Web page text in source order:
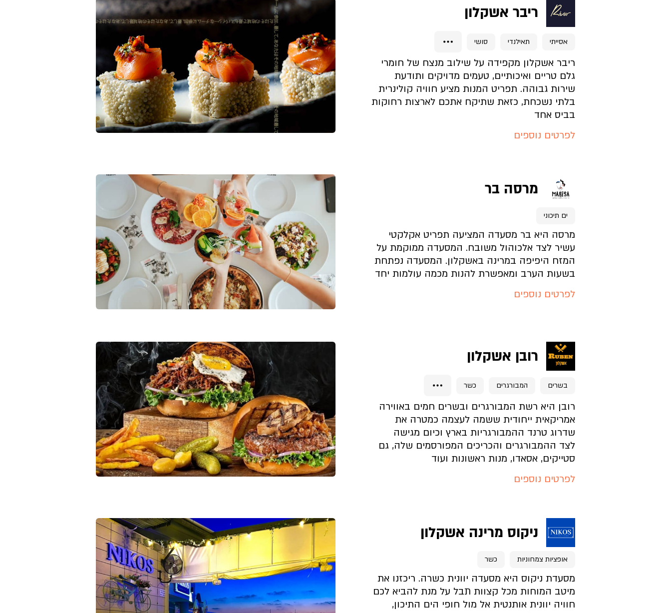
מה בתפריט?
איך האווירה?
ריבר אשקלון
אסייתי תאילנדי סושי
ריבר אשקלון מקפידה על שילוב מנצח של חומרי
גלם טריים ואיכותיים, טעמים מדויקים ותודעת
שירות גבוהה. תפריט המנות מציע חוויה קולינרית
בלתי נשכחת, כזאת שתיקח אתכם לארצות רחוקות
בביס אחד
לפרטים נוספים
דף בית העסק
מה בתפריט?
איך האווירה?
איך מגיעים?
מרסה בר
ים תיכוני
מרסה היא בר מסעדה המציעה תפריט אקלקטי
עשיר לצד אלכוהול משובח. המסעדה ממוקמת על
המזח היפיפה במרינה באשקלון. המסעדה נפתחת
בשעות הערב ומאפשרת להנות מכמה עולמות יחד
לפרטים נוספים
איך האווירה?
רובן אשקלון
בשרים המבורגרים כשר
רובן היא רשת המבורגרים ובשרים חמים באווירה
אמריקאית ייחודית ששמה לעצמה כמטרה את
שדרוג טרנד ההמבורגריות בארץ וכיום מגישה
לצד ההמבורגרים והכריכים המפורסמים שלה, גם
סטייקים, אסאדו, מנות ראשונות ועוד
לפרטים נוספים
מה בתפריט?
איך האווירה?
ניקוס מרינה אשקלון
אופציות צמחוניות כשר
מסעדת ניקוס היא מסעדה יוונית כשרה. ריכזנו את
מיטב המוחות מכל קצוות תבל על מנת להביא לכם
חוויה יוונית אותנטית אל מול חופי הים התיכון,